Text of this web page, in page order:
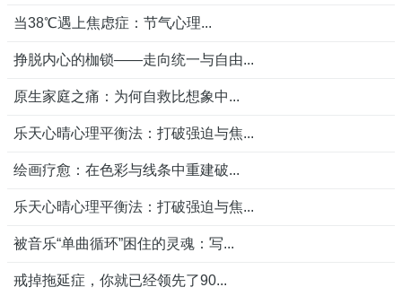
当38℃遇上焦虑症：节气心理...
挣脱内心的枷锁——走向统一与自由...
原生家庭之痛：为何自救比想象中...
乐天心晴心理平衡法：打破强迫与焦...
绘画疗愈：在色彩与线条中重建破...
乐天心晴心理平衡法：打破强迫与焦...
被音乐“单曲循环”困住的灵魂：写...
戒掉拖延症，你就已经领先了90...